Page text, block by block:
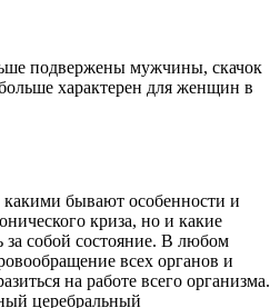
подвержены мужчины, скачок
характерен для женщин в
какими бывают особенности и
криза, но и какие
за собой состояние. В любом
всех органов и
на работе всего организма.
церебральный